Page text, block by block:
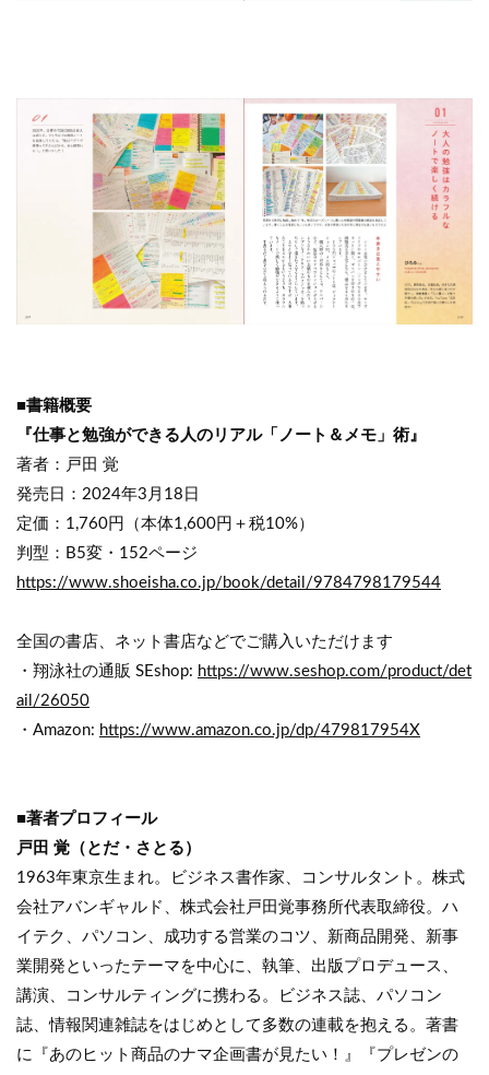
■書籍概要
『仕事と勉強ができる人のリアル「ノート＆メモ」術』
著者：戸田 覚
発売日：2024年3月18日
定価：1,760円（本体1,600円＋税10%）
判型：B5変・152ページ
https://www.shoeisha.co.jp/book/detail/9784798179544
全国の書店、ネット書店などでご購入いただけます
・翔泳社の通販 SEshop: https://www.seshop.com/product/det
ail/26050
・Amazon: https://www.amazon.co.jp/dp/479817954X
■著者プロフィール
戸田 覚（とだ・さとる）
1963年東京生まれ。ビジネス書作家、コンサルタント。株式
会社アバンギャルド、株式会社戸田覚事務所代表取締役。ハ
イテク、パソコン、成功する営業のコツ、新商品開発、新事
業開発といったテーマを中心に、執筆、出版プロデュース、
講演、コンサルティングに携わる。ビジネス誌、パソコン
誌、情報関連雑誌をはじめとして多数の連載を抱える。著書
に『あのヒット商品のナマ企画書が見たい！』『プレゼンの